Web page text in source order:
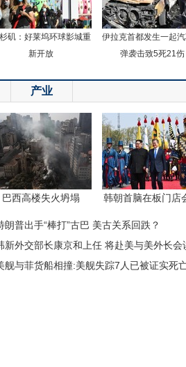
矶：好莱坞环球影城重
新开放
伊拉克首都发生一起
弹袭击致5死21伤
产业